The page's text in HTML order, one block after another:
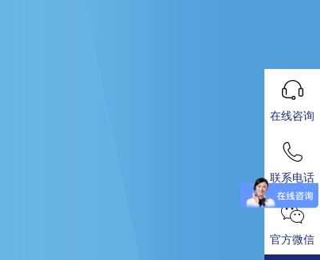
在线咨询
联系电话
官方微信